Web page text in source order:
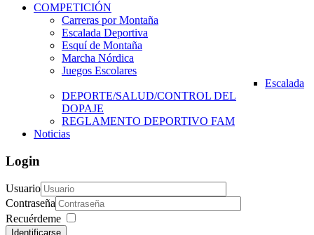
COMPETICIÓN
Carreras por Montaña
Escalada Deportiva
Esquí de Montaña
Marcha Nórdica
Juegos Escolares
Escalada
DEPORTE/SALUD/CONTROL DEL
DOPAJE
REGLAMENTO DEPORTIVO FAM
Noticias
Login
Usuario
Contraseña
Recuérdeme
Identificarse